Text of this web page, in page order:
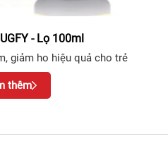
- Lọ 100ml
giảm ho hiệu quả cho trẻ
thêm